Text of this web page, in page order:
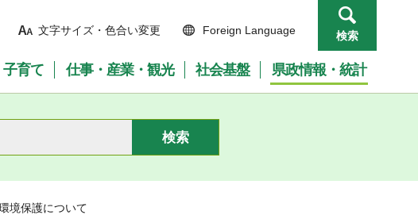
文字サイズ・色合い変更 Foreign Language 検索
育て 仕事・産業・観光 社会基盤 県政情報・統計
境保護について